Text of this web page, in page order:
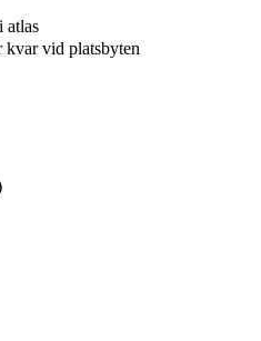
atlas
kvar vid platsbyten